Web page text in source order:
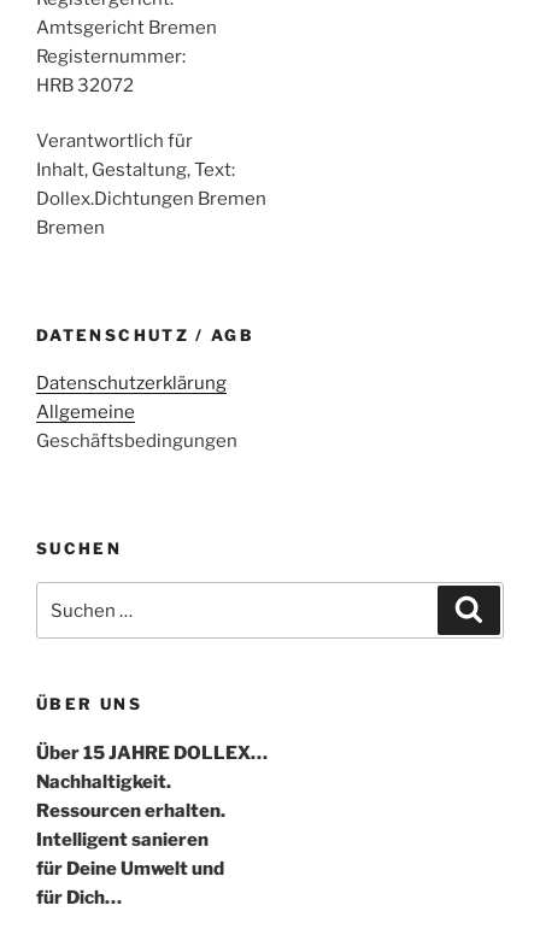
Amtsgericht Bremen
Registernummer:
HRB 32072
Verantwortlich für
Inhalt, Gestaltung, Text:
Dollex.Dichtungen Bremen
Bremen
DATENSCHUTZ / AGB
Datenschutzerklärung
Allgemeine
Geschäftsbedingungen
SUCHEN
nach:
ÜBER UNS
Über 15 JAHRE DOLLEX…
Nachhaltigkeit.
Ressourcen erhalten.
Intelligent sanieren
für Deine Umwelt und
für Dich…